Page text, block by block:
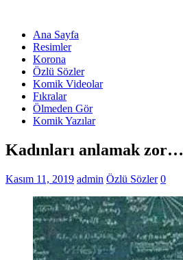
Ana Sayfa
Resimler
Korona
Özlü Sözler
Komik Videolar
Fıkralar
Ölmeden Gör
Komik Yazılar
Kadınları anlamak zor…
Kasım 11, 2019 admin Özlü Sözler 0